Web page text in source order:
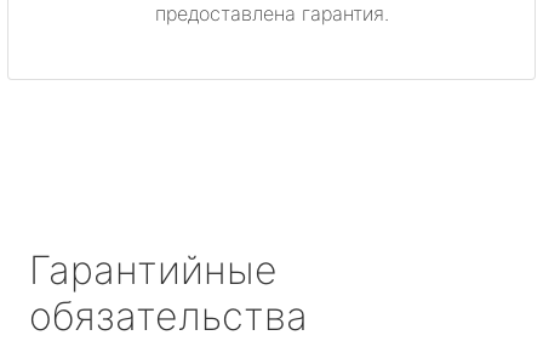
предоставлена гарантия.
Гарантийные
обязательства